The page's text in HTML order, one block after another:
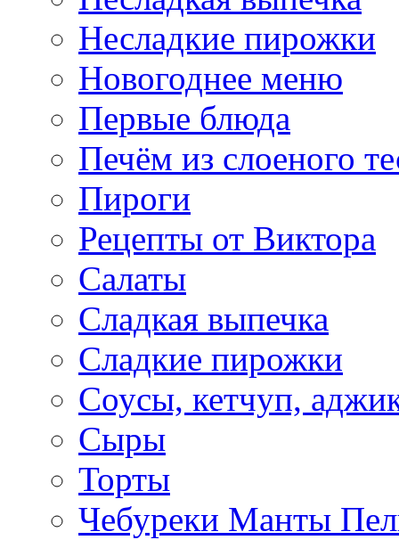
Несладкие пирожки
Новогоднее меню
Первые блюда
Печём из слоеного
Пироги
Рецепты от Виктора
Салаты
Сладкая выпечка
Сладкие пирожки
Соусы, кетчуп,
Сыры
Торты
Чебуреки Манты